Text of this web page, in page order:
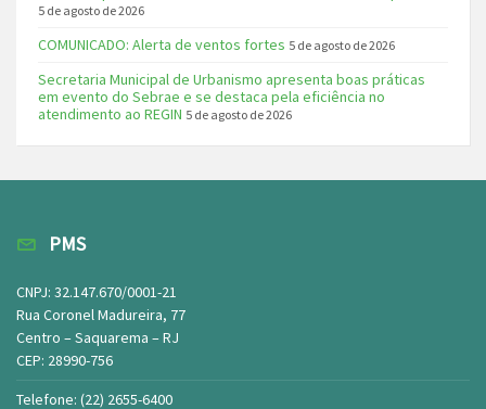
5 de agosto de 2026
COMUNICADO: Alerta de ventos fortes 5 de agosto de 2026
Secretaria Municipal de Urbanismo apresenta boas práticas
em evento do Sebrae e se destaca pela eficiência no
atendimento ao REGIN 5 de agosto de 2026
PMS
CNPJ: 32.147.670/0001-21
Rua Coronel Madureira, 77
Centro – Saquarema – RJ
CEP: 28990-756
Telefone: (22) 2655-6400